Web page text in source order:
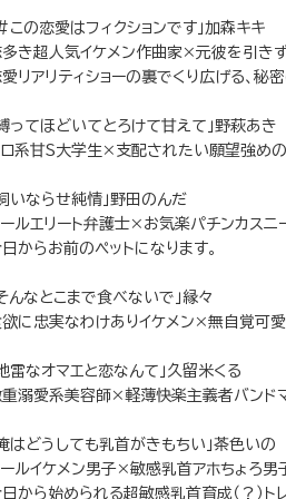
この恋愛はフィクションです」加森キキ
き超人気イケメン作曲家×元彼を引き
リアリティショーの裏でくり広げる、秘
ってほどいてとろけて甘えて」野萩あき
系甘S大学生×支配されたい願望強め
いならせ純情」野田のんだ
ルエリート弁護士×お気楽パチンカスニ
からお前のペットになります。
んなとこまで食べないで」縁々
に忠実なわけありイケメン×無自覚可
雷なオマエと恋なんて」久留米くる
溺愛系美容師×軽薄快楽主義者バンド
はどうしても乳首がきもちい」茶色いの
ルイケメン男子×敏感乳首アホちょろ男
から始められる超敏感乳首育成（？）ト